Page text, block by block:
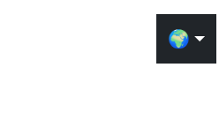
🌍